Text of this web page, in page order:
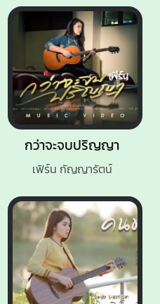
กว่าจะจบปริญญา
เฟิร์น กัญญารัตน์